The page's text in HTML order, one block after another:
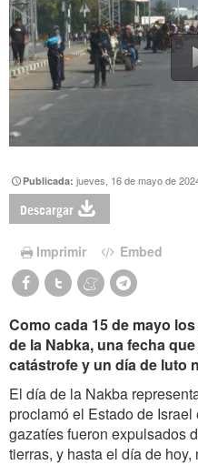
Publicada:jueves, 16 de mayo de
Descargar
Imprimir Embed
Como cada 15 de mayo
de la Nabka, una fecha
catástrofe y un día de luto
El día de la Nakba
proclamó el Estado de
gazatíes fueron expulsados
tierras, y hasta el día de